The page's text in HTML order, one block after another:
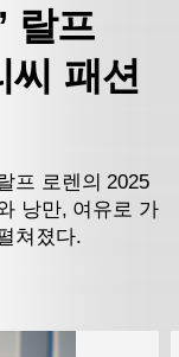
랄프
씨 패션
프 로렌의 2025
낭만, 여유로 가
쳐졌다.